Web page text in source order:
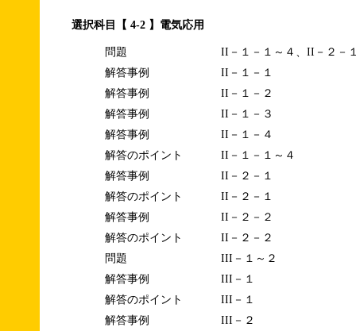
選択科目【 4-2 】電気応用
問題
II－１－１～４、II－２－
解答事例
II－１－１
解答事例
II－１－２
解答事例
II－１－３
解答事例
II－１－４
解答のポイント
II－１－１～４
解答事例
II－２－１
解答のポイント
II－２－１
解答事例
II－２－２
解答のポイント
II－２－２
問題
III－１～２
解答事例
III－１
解答のポイント
III－１
解答事例
III－２